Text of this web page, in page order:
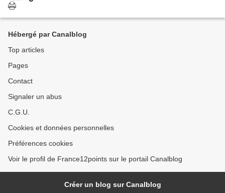
Hébergé par Canalblog
Top articles
Pages
Contact
Signaler un abus
C.G.U.
Cookies et données personnelles
Préférences cookies
Voir le profil de France12points sur le portail Canalblog
Créer un blog sur Canalblog